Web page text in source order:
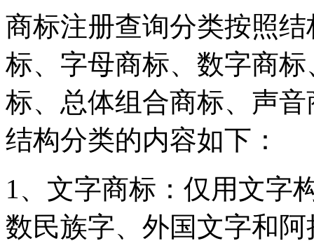
商标注册查询分类按照
标、字母商标、数字商
标、总体组合商标、声
结构分类的内容如下：
1、文字商标：仅用文字
数民族字、外国文字和